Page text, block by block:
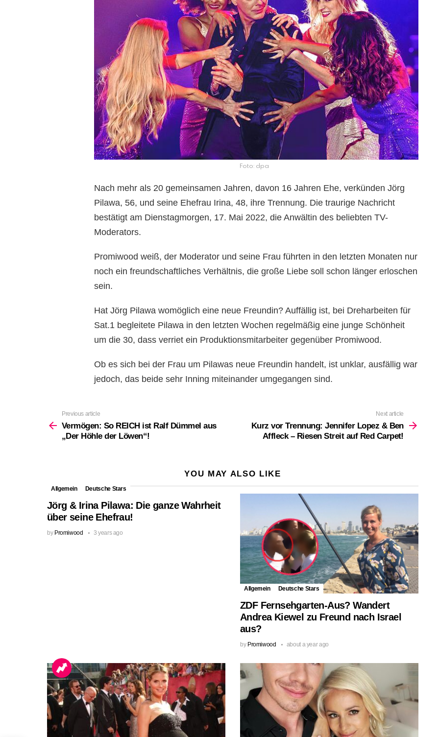
Foto: dpa
Nach mehr als 20 gemeinsamen Jahren, davon 16 Jahren Ehe, verkünden Jörg
Pilawa, 56, und seine Ehefrau Irina, 48, ihre Trennung. Die traurige Nachricht
bestätigt am Dienstagmorgen, 17. Mai 2022, die Anwältin des beliebten TV-
Moderators.
Promiwood weiß, der Moderator und seine Frau führten in den letzten Monaten nur
noch ein freundschaftliches Verhältnis, die große Liebe soll schon länger erloschen
sein.
Hat Jörg Pilawa womöglich eine neue Freundin? Auffällig ist, bei Dreharbeiten für
Sat.1 begleitete Pilawa in den letzten Wochen regelmäßig eine junge Schönheit
um die 30, dass verriet ein Produktionsmitarbeiter gegenüber Promiwood.
Ob es sich bei der Frau um Pilawas neue Freundin handelt, ist unklar, ausfällig war
jedoch, das beide sehr Inning miteinander umgegangen sind.
more
Previous article
Vermögen: So REICH ist Ralf Dümmel aus
„Der Höhle der Löwen“!
Next article
Kurz vor Trennung: Jennifer Lopez & Ben
Affleck – Riesen Streit auf Red Carpet!
YOU MAY ALSO LIKE
Allgemein Deutsche Stars
Jörg & Irina Pilawa: Die ganze Wahrheit
über seine Ehefrau!
by Promiwood 3 years ago
Allgemein Deutsche Stars
ZDF Fernsehgarten-Aus? Wandert
Andrea Kiewel zu Freund nach Israel
aus?
by Promiwood about a year ago